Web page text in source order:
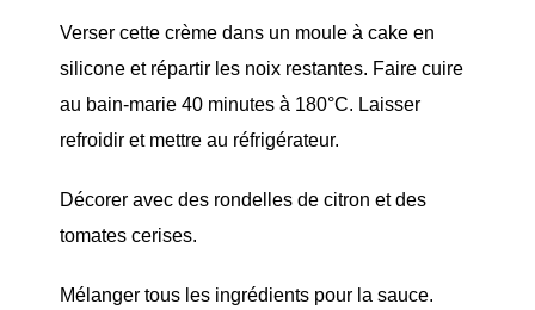
Verser cette crème dans un moule à cake en
silicone et répartir les noix restantes. Faire cuire
au bain-marie 40 minutes à 180°C. Laisser
refroidir et mettre au réfrigérateur.
Décorer avec des rondelles de citron et des
tomates cerises.
Mélanger tous les ingrédients pour la sauce.